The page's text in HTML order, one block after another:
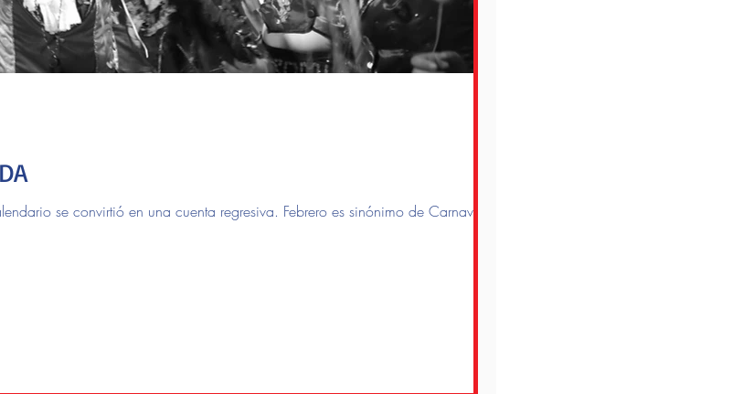
se convirtió en una cuenta regresiva. Febrero es sinónimo de Carnaval.